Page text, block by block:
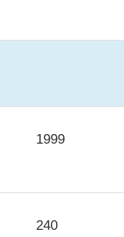
1999
240